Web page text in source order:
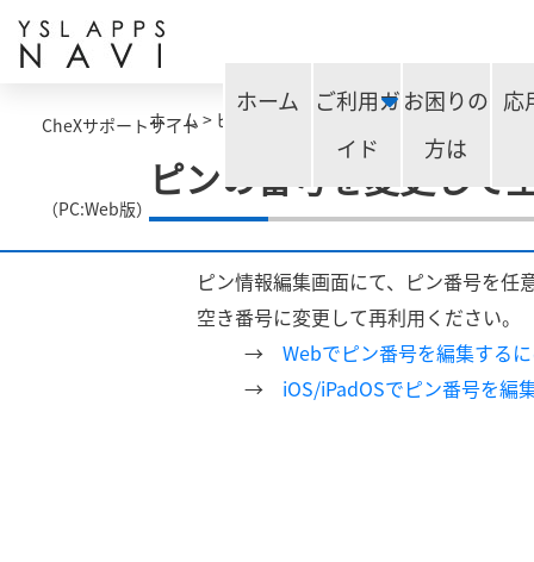
CheXサポートサイト
（PC:Web版）
ホーム
ご利用ガ
イド
お困りの
方は
応
ホーム > ピンの番号を変更して空き番号を再利用
ピンの番号を変更して
ピン情報編集画面にて、ピン番号を任
空き番号に変更して再利用ください。
→ Webでピン番号を編集する
→ iOS/iPadOSでピン番号を編